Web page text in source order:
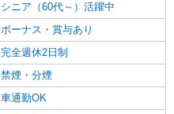
詳細を見る
シニア（60代～）活躍中
ボーナス・賞与あり
完全週休2日制
禁煙・分煙
車通勤OK